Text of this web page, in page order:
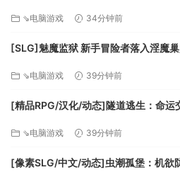
• 50 个新建筑
• 15 个新多人地图和场景
• 全新1v1 热座多人战役模式
系统需求
视窗
⇘电脑游戏 34分钟前
[SLG]魅魔监狱 新手冒险者落入淫魔
⇘电脑游戏 39分钟前
[精品RPG/汉化/动态]隧道逃生：命运
⇘电脑游戏 39分钟前
[像素SLG/中文/动态]虫潮孤堡：机欲